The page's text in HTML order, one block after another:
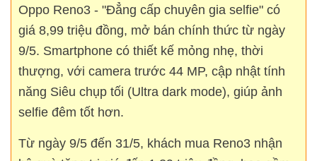
Oppo Reno3 - "Đẳng cấp chuyên gia selfie" có
giá 8,99 triệu đồng, mở bán chính thức từ ngày
9/5. Smartphone có thiết kế mỏng nhẹ, thời
thượng, với camera trước 44 MP, cập nhật tính
năng Siêu chụp tối (Ultra dark mode), giúp ảnh
selfie đêm tốt hơn.
Từ ngày 9/5 đến 31/5, khách mua Reno3 nhận